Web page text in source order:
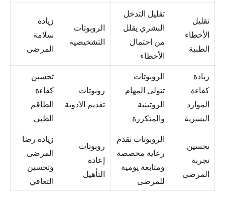
تقليل
الأخطاء
الطبية
تقليل التدخل
البشري يقلل
من احتمال
الأخطاء
الروبوتات
التشخيصية
زيادة
سلامة
المرضى
زيادة
كفاءة
الموارد
البشرية
الروبوتات
تتولى المهام
الروتينية
والمتكررة
روبوتات
تقديم الأدوية
تحسين
كفاءة
الطاقم
الطبي
تحسين
تجربة
المرضى
الروبوتات تقدم
رعاية مخصصة
ومتابعة يومية
للمرضى
روبوتات
إعادة
التأهيل
زيادة رضا
المرضى
وتحسين
التعافي